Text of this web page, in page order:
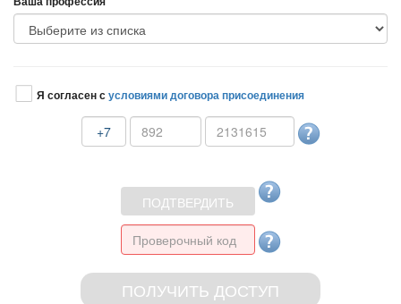
Я согласен сусловиями договора присоединения
+7